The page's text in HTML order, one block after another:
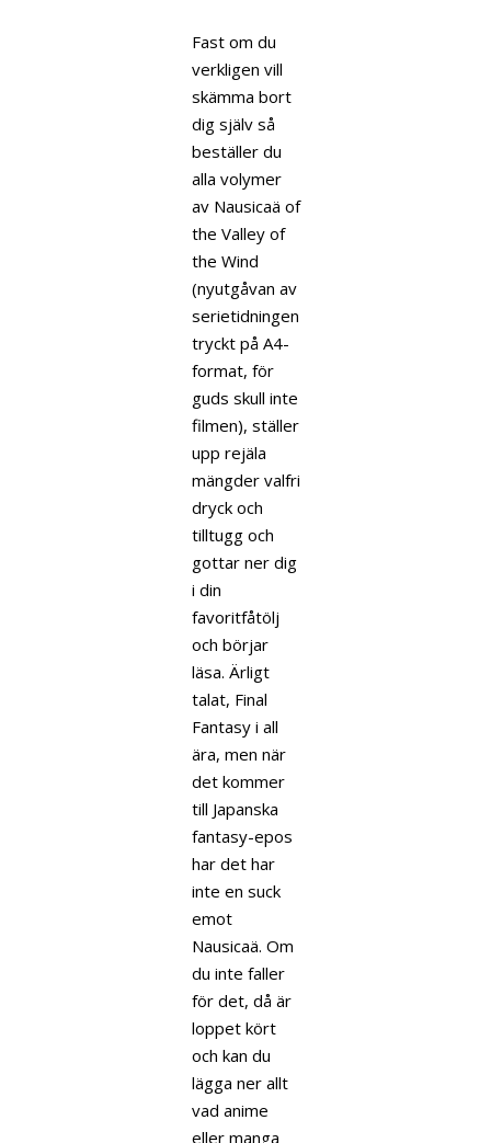
Fast om du
verkligen vill
skämma bort
dig själv så
beställer du
alla volymer
av Nausicaä of
the Valley of
the Wind
(nyutgåvan av
serietidningen
tryckt på A4-
format, för
guds skull inte
filmen), ställer
upp rejäla
mängder valfri
dryck och
tilltugg och
gottar ner dig
i din
favoritfåtölj
och börjar
läsa. Ärligt
talat, Final
Fantasy i all
ära, men när
det kommer
till Japanska
fantasy-epos
har det har
inte en suck
emot
Nausicaä. Om
du inte faller
för det, då är
loppet kört
och kan du
lägga ner allt
vad anime
eller manga